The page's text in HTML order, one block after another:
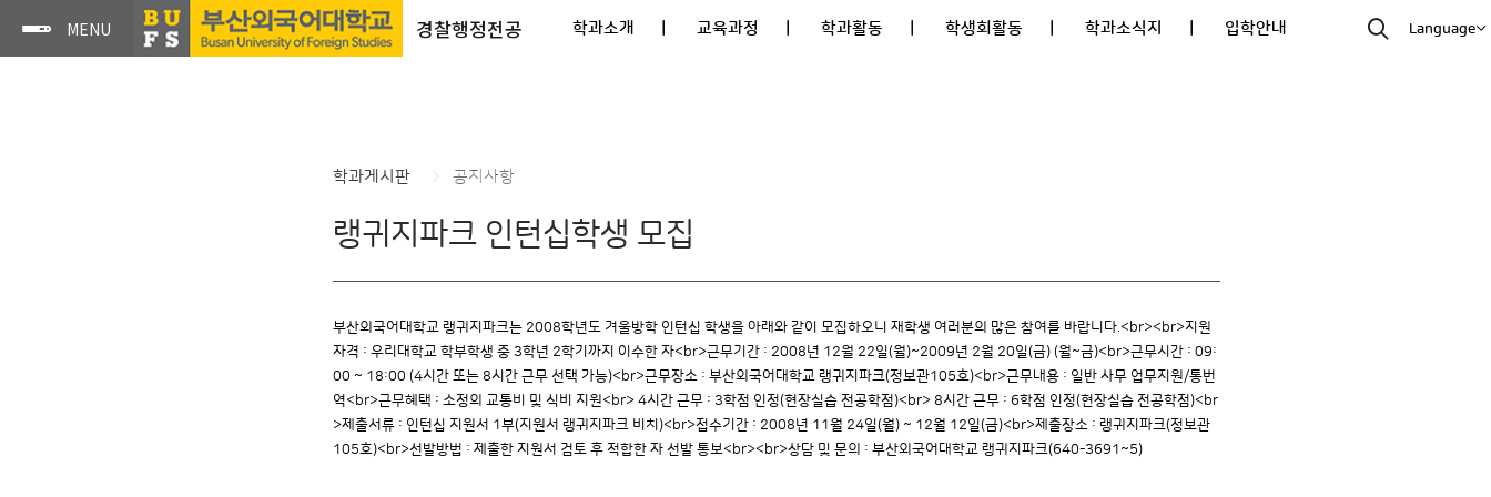
경찰행정전공 학과소개 | 교육과정 | 학과활동 | 학생회활동 | 학과소식지 | 입학안내 Language
학과게시판 공지사항
랭귀지파크 인턴십학생 모집
부산외국어대학교 랭귀지파크는 2008학년도 겨울방학 인턴십 학생을 아래와 같이 모집하오니 재학생 여러분의 많은 참여를 바랍니다.<br><br>지원
자격 : 우리대학교 학부학생 중 3학년 2학기까지 이수한 자<br>근무기간 : 2008년 12월 22일(월)~2009년 2월 20일(금) (월~금)<br>근무시간 : 09:
00 ~ 18:00 (4시간 또는 8시간 근무 선택 가능)<br>근무장소 : 부산외국어대학교 랭귀지파크(정보관105호)<br>근무내용 : 일반 사무 업무지원/통번
역<br>근무혜택 : 소정의 교통비 및 식비 지원<br> 4시간 근무 : 3학점 인정(현장실습 전공학점)<br> 8시간 근무 : 6학점 인정(현장실습 전공학점)<br
>제출서류 : 인턴십 지원서 1부(지원서 랭귀지파크 비치)<br>접수기간 : 2008년 11월 24일(월) ~ 12월 12일(금)<br>제출장소 : 랭귀지파크(정보관
105호)<br>선발방법 : 제출한 지원서 검토 후 적합한 자 선발 통보<br><br>상담 및 문의 : 부산외국어대학교 랭귀지파크(640-3691~5)